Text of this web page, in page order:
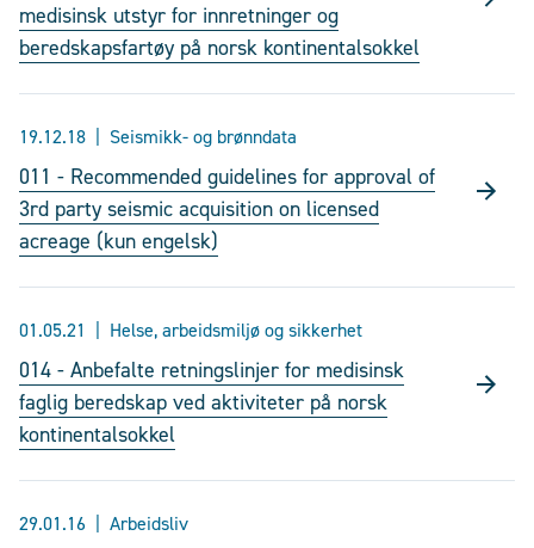
medisinsk utstyr for innretninger og
beredskapsfartøy på norsk kontinentalsokkel
19.12.18 Seismikk- og brønndata
011 - Recommended guidelines for approval of
3rd party seismic acquisition on licensed
acreage (kun engelsk)
01.05.21 Helse, arbeidsmiljø og sikkerhet
014 - Anbefalte retningslinjer for medisinsk
faglig beredskap ved aktiviteter på norsk
kontinentalsokkel
29.01.16 Arbeidsliv